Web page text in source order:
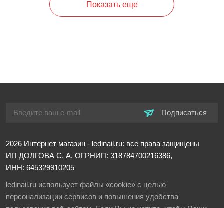
Показать еще
Подписаться
2026 Интернет магазин - ledinail.ru: все права защищены
ИП ДОЛГОВА С. А. ОГРНИП: 318784700216386,
ИНН: 645329910205
ledinail.ru использует файлы «cookie» с целью
персонализации сервисов и повышения удобства